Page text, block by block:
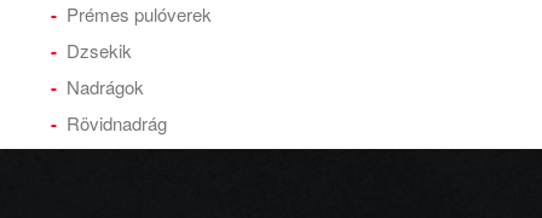
Prémes pulóverek
Dzsekik
Nadrágok
Rövidnadrág